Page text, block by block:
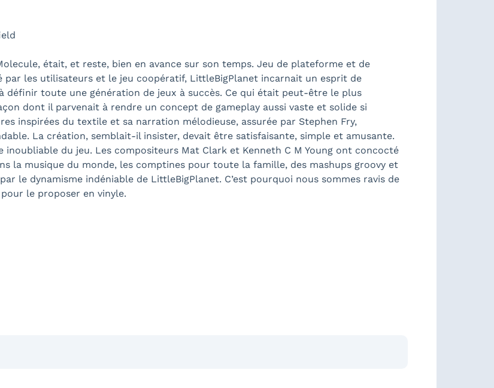
était, et reste, bien en avance sur son temps. Jeu de plateforme et de
par les utilisateurs et le jeu coopératif, LittleBigPlanet incarnait un esprit de
définir toute une génération de jeux à succès. Ce qui était peut-être le plus
dont il parvenait à rendre un concept de gameplay aussi vaste et solide si
inspirées du textile et sa narration mélodieuse, assurée par Stephen Fry,
La création, semblait-il insister, devait être satisfaisante, simple et amusante.
du jeu. Les compositeurs Mat Clark et Kenneth C M Young ont concocté
la musique du monde, les comptines pour toute la famille, des mashups groovy et
le dynamisme indéniable de LittleBigPlanet. C’est pourquoi nous sommes ravis de
le proposer en vinyle.